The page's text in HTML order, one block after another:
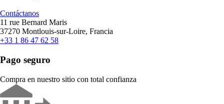
Contáctanos
11 rue Bernard Maris
37270 Montlouis-sur-Loire, Francia
+33 1 86 47 62 58
Pago seguro
Compra en nuestro sitio con total confianza